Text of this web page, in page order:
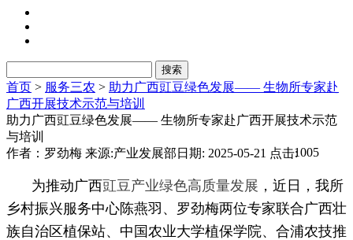
首页 > 服务三农 > 助力广西豇豆绿色发展—— 生物所专家赴
广西开展技术示范与培训
助力广西豇豆绿色发展—— 生物所专家赴广西开展技术示范
与培训
作者：罗劲梅 来源:产业发展部 日期: 2025-05-21 点击:1005
为推动广西豇豆产业绿色高质量发展 ，近日，我所
乡村振兴服务中心陈燕羽、罗劲梅两位专家联合广西壮
族自治区植保站、中国农业大学植保学院、合浦农技推